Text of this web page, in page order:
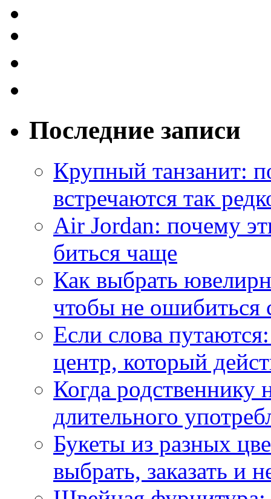
Последние записи
Крупный танзанит:
встречаются так
Air Jordan: почему
биться чаще
Как выбрать
чтобы не ошибиться
Если слова
центр, который
Когда
длительного
Букеты из разных
выбрать, заказать и